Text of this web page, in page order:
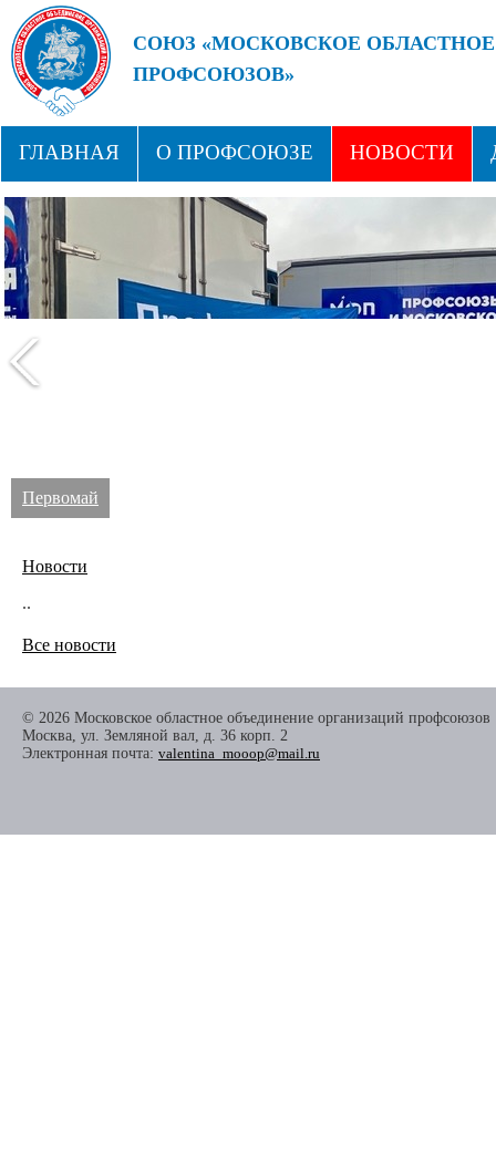
СОЮЗ «МОСКОВСКОЕ
ПРОФСОЮЗОВ»
ГЛАВНАЯ О ПРОФСОЮЗЕ НОВОСТИ
СТРУКТУРА ПРОФСОЮЗНЫЕ ЗДРАВНИЦЫ
Первомай
Новости
..
Все новости
© 2026 Московское областное объединение организаций профсоюзов
Москва, ул. Земляной вал, д. 36 корп. 2
Электронная почта: valentina_mooop@mail.ru